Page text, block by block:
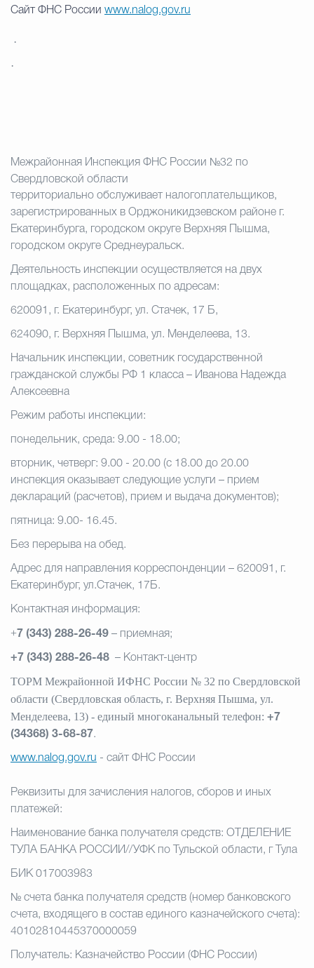
Сайт ФНС России www.nalog.gov.ru
·
·
Межрайонная Инспекция ФНС России №32 по
Свердловской области
территориально обслуживает налогоплательщиков,
зарегистрированных в Орджоникидзевском районе г.
Екатеринбурга, городском округе Верхняя Пышма,
городском округе Среднеуральск.
Деятельность инспекции осуществляется на двух
площадках, расположенных по адресам:
620091, г. Екатеринбург, ул. Стачек, 17 Б,
624090, г. Верхняя Пышма, ул. Менделеева, 13.
Начальник инспекции, советник государственной
гражданской службы РФ 1 класса – Иванова Надежда
Алексеевна
Режим работы инспекции:
понедельник, среда: 9.00 - 18.00;
вторник, четверг: 9.00 - 20.00 (с 18.00 до 20.00
инспекция оказывает следующие услуги – прием
деклараций (расчетов), прием и выдача документов);
пятница: 9.00- 16.45.
Без перерыва на обед.
Адрес для направления корреспонденции – 620091, г.
Екатеринбург, ул.Стачек, 17Б.
Контактная информация:
+7 (343) 288-26-49 – приемная;
+7 (343) 288-26-48 – Контакт-центр
ТОРМ Межрайонной ИФНС России № 32 по Свердловской
области (Свердловская область, г. Верхняя Пышма, ул.
Менделеева, 13) - единый многоканальный телефон: +7
(34368) 3-68-87.
www.nalog.gov.ru - сайт ФНС России
Реквизиты для зачисления налогов, сборов и иных
платежей:
Наименование банка получателя средств: ОТДЕЛЕНИЕ
ТУЛА БАНКА РОССИИ//УФК по Тульской области, г Тула
БИК 017003983
№ счета банка получателя средств (номер банковского
счета, входящего в состав единого казначейского счета):
40102810445370000059
Получатель: Казначейство России (ФНС России)